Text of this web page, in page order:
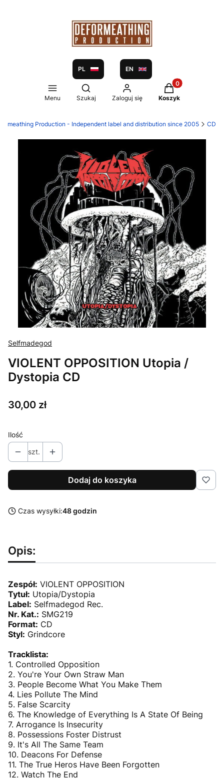
PL EN
Menu
Otwórz wyszukiwarkę
Szukaj Zaloguj się
Produkty w
Koszyk
Production - Independent label and distribution since 2005 CD
Selfmadegod
VIOLENT OPPOSITION Utopia /
Dystopia CD
Cena
30,00 zł
Ilość
szt.
Dodaj do koszyka
Czas wysyłki:48 godzin
Opis:
Zespół: VIOLENT OPPOSITION
Tytuł: Utopia/Dystopia
Label: Selfmadegod Rec.
Nr. Kat.: SMG219
Format: CD
Styl: Grindcore
Tracklista:
1. Controlled Opposition
2. You're Your Own Straw Man
3. People Become What You Make Them
4. Lies Pollute The Mind
5. False Scarcity
6. The Knowledge of Everything Is A State Of Being
7. Arrogance Is Insecurity
8. Possessions Foster Distrust
9. It's All The Same Team
10. Deacons For Defense
11. The True Heros Have Been Forgotten
12. Watch The End